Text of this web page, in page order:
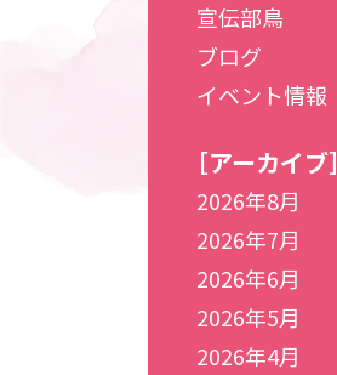
宣伝部鳥
ブログ
イベント情報
［アーカイブ］
2026年8月
2026年7月
2026年6月
2026年5月
2026年4月